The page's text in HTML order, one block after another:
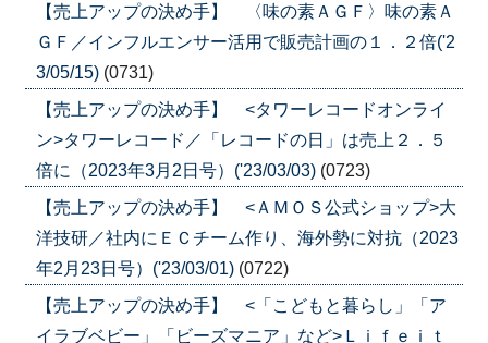
【売上アップの決め手】 〈味の素ＡＧＦ〉味の素Ａ
ＧＦ／インフルエンサー活用で販売計画の１．２倍('2
3/05/15) (0731)
【売上アップの決め手】 <タワーレコードオンライ
ン>タワーレコード／「レコードの日」は売上２．５
倍に（2023年3月2日号）('23/03/03) (0723)
【売上アップの決め手】 <ＡＭＯＳ公式ショップ>大
洋技研／社内にＥＣチーム作り、海外勢に対抗（2023
年2月23日号）('23/03/01) (0722)
【売上アップの決め手】 <「こどもと暮らし」「ア
イラブベビー」「ビーズマニア」など>Ｌｉｆｅｉｔ